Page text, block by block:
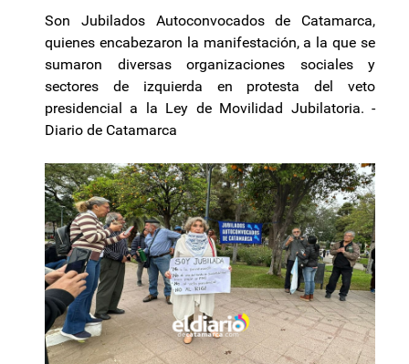
Son Jubilados Autoconvocados de Catamarca,
quienes encabezaron la manifestación, a la que se
sumaron diversas organizaciones sociales y
sectores de izquierda en protesta del veto
presidencial a la Ley de Movilidad Jubilatoria. -
Diario de Catamarca